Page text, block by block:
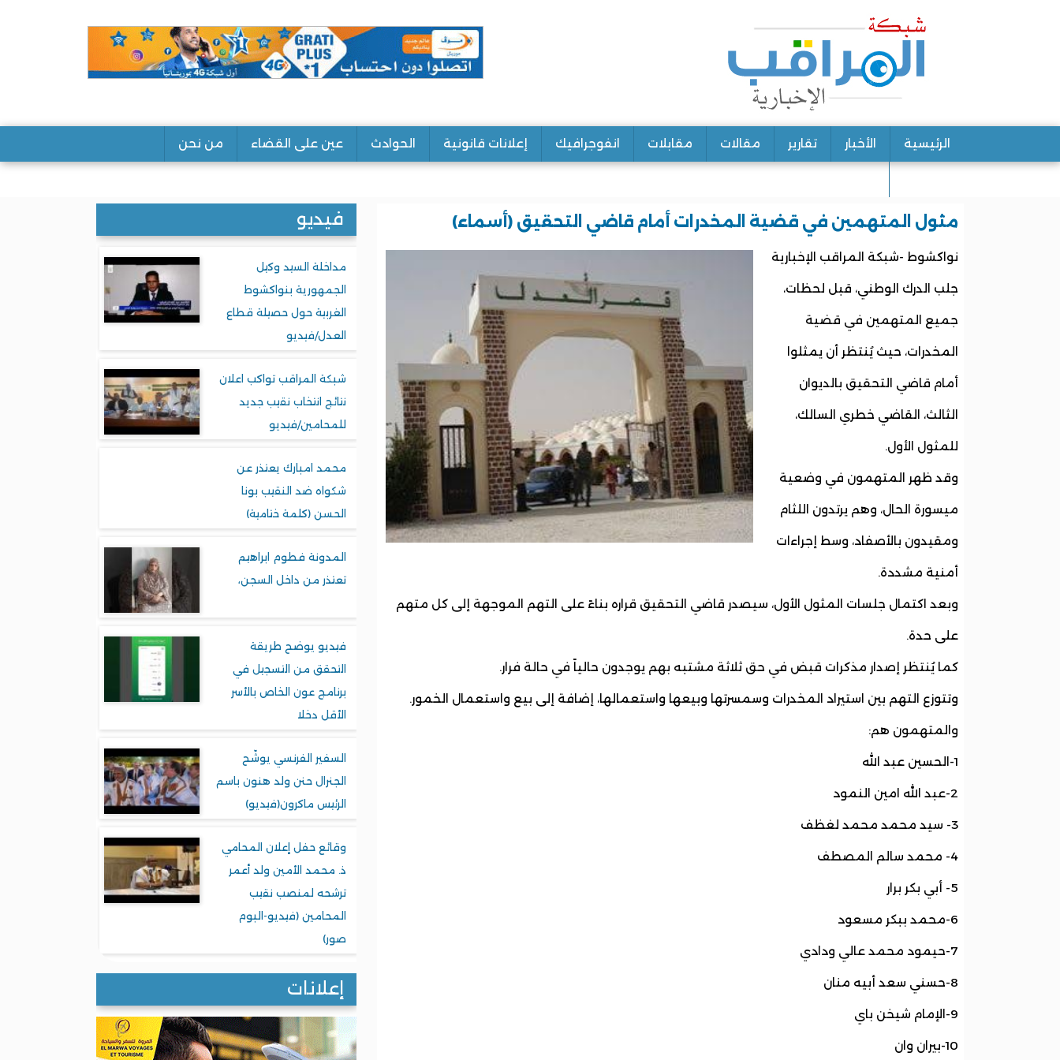
الرئيسية الأخبار تقارير مقالات مقابلات انفوجرافيك إعلانات قانونية الحوادث عين على القضاء من نحن
مثول المتهمين في قضية المخدرات أمام قاضي التحقيق (أسماء)
نواكشوط -شبكة المراقب الإخبارية
جلب الدرك الوطني، قبل لحظات،
جميع المتهمين في قضية
المخدرات، حيث يُنتظر أن يمثلوا
أمام قاضي التحقيق بالديوان
الثالث، القاضي خطري السالك،
للمثول الأول.
وقد ظهر المتهمون في وضعية
ميسورة الحال، وهم يرتدون اللثام
ومقيدون بالأصفاد، وسط إجراءات
أمنية مشددة.
وبعد اكتمال جلسات المثول الأول، سيصدر قاضي التحقيق قراره بناءً على التهم الموجهة إلى كل متهم
على حدة.
كما يُنتظر إصدار مذكرات قبض في حق ثلاثة مشتبه بهم يوجدون حالياً في حالة فرار.
وتتوزع التهم بين استيراد المخدرات وسمسرتها وبيعها واستعمالها، إضافة إلى بيع واستعمال الخمور.
والمتهمون هم:
1-الحسين عبد الله
2-⁠عبد الله امين النمود
3- ⁠سيد محمد محمد لغظف
4- ⁠محمد سالم المصطف
5- ⁠أبي بكر برار
6-محمد ببكر مسعود
7-حيمود محمد عالي ودادي
8-حسني سعد أبيه منان
9-الإمام شيخن باي
10-بيران وان
فيديو
مداخلة السيد وكيل
الجمهورية بنواكشوط
الغربية حول حصيلة قطاع
العدل/فيديو
شبكة المراقب تواكب اعلان
نتائج انتخاب نقيب جديد
للمحامين/فيديو
محمد امبارك يعتذر عن
شكواه ضد النقيب بونا
الحسن (كلمة ختامية)
المدونة فطوم ابراهيم
تعتذر من داخل السجن،
فيديو يوضح طريقة
التحقق من التسجيل في
برنامج عون الخاص بالأسر
الأقل دخلا
السفير الفرنسي يوشّح
الجنرال حنن ولد هنون باسم
الرئيس ماكرون(فيديو)
وقائع حفل إعلان المحامي
ذ. محمد الأمين ولد أعمر
ترشحه لمنصب نقيب
المحامين (فيديو-البوم
صور)
إعلانات